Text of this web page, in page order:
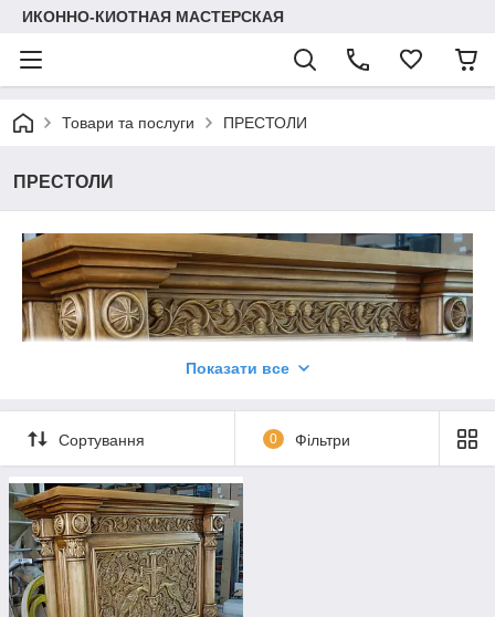
ИКОННО-КИОТНАЯ МАСТЕРСКАЯ
Товари та послуги ПРЕСТОЛИ
ПРЕСТОЛИ
Показати все
Сортування 0 Фільтри